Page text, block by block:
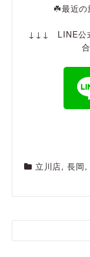
☘️最近の
↓↓↓ LINE公式
立川店, 長岡,